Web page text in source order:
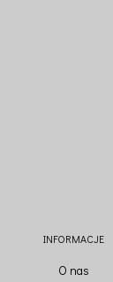
INFORMACJE
O nas